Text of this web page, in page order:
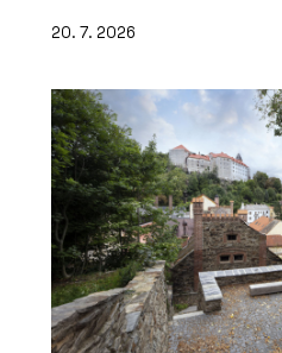
20. 7. 2026